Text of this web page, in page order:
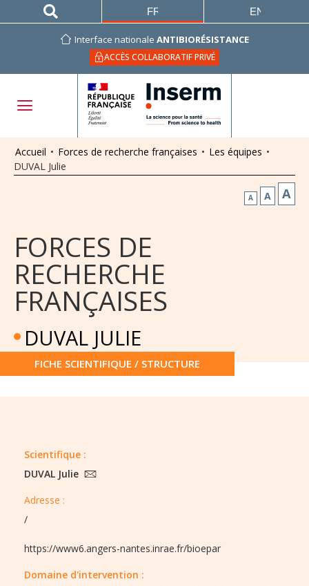
Interface nationale ANTIBIORÉSISTANCE
ACCÈS COLLABORATIF PRIVÉ
FRANÇAIS ENGLISH
Accueil • Forces de recherche françaises • Les équipes •
DUVAL Julie
A A A
FORCES DE
RECHERCHE
FRANÇAISES
DUVAL JULIE
FICHE SCIENTIFIQUE / STRUCTURE
Scientifique :
DUVAL Julie
Adresse :
/
https://www6.angers-nantes.inrae.fr/bioepar
Domaine d'intervention :